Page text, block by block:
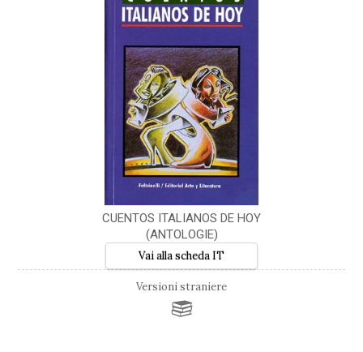
CUENTOS ITALIANOS DE HOY
(ANTOLOGIE)
Vai alla scheda IT
Versioni straniere